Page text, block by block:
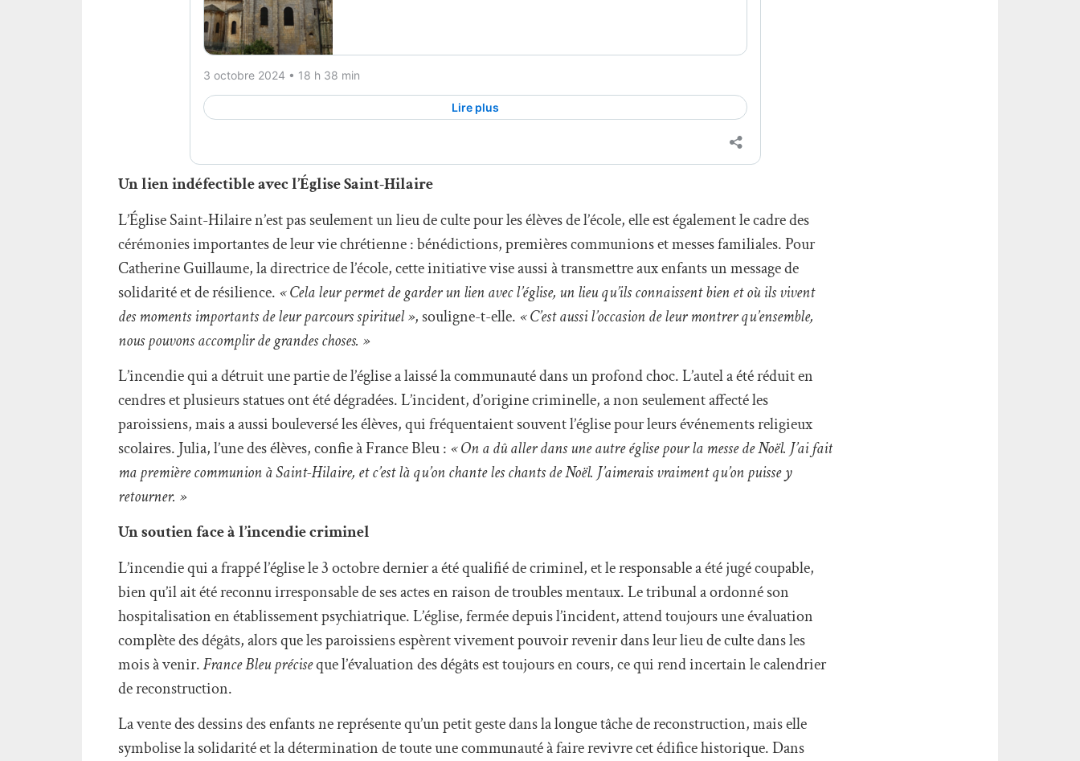
Un lien indéfectible avec l’Église Saint-Hilaire
L’Église Saint-Hilaire n’est pas seulement un lieu de culte pour les élèves de l’école, elle est également le cadre des
cérémonies importantes de leur vie chrétienne : bénédictions, premières communions et messes familiales. Pour
Catherine Guillaume, la directrice de l’école, cette initiative vise aussi à transmettre aux enfants un message de
solidarité et de résilience. « Cela leur permet de garder un lien avec l’église, un lieu qu’ils connaissent bien et où ils vivent
des moments importants de leur parcours spirituel », souligne-t-elle. « C’est aussi l’occasion de leur montrer qu’ensemble,
nous pouvons accomplir de grandes choses. »
L’incendie qui a détruit une partie de l’église a laissé la communauté dans un profond choc. L’autel a été réduit en
cendres et plusieurs statues ont été dégradées. L’incident, d’origine criminelle, a non seulement affecté les
paroissiens, mais a aussi bouleversé les élèves, qui fréquentaient souvent l’église pour leurs événements religieux
scolaires. Julia, l’une des élèves, confie à France Bleu : « On a dû aller dans une autre église pour la messe de Noël. J’ai fait
ma première communion à Saint-Hilaire, et c’est là qu’on chante les chants de Noël. J’aimerais vraiment qu’on puisse y
retourner. »
Un soutien face à l’incendie criminel
L’incendie qui a frappé l’église le 3 octobre dernier a été qualifié de criminel, et le responsable a été jugé coupable,
bien qu’il ait été reconnu irresponsable de ses actes en raison de troubles mentaux. Le tribunal a ordonné son
hospitalisation en établissement psychiatrique. L’église, fermée depuis l’incident, attend toujours une évaluation
complète des dégâts, alors que les paroissiens espèrent vivement pouvoir revenir dans leur lieu de culte dans les
mois à venir.France Bleu préciseque l’évaluation des dégâts est toujours en cours, ce qui rend incertain le calendrier
de reconstruction.
La vente des dessins des enfants ne représente qu’un petit geste dans la longue tâche de reconstruction, mais elle
symbolise la solidarité et la détermination de toute une communauté à faire revivre cet édifice historique. Dans